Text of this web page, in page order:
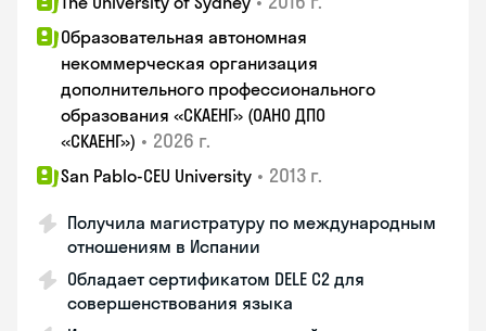
Образовательная автономная
некоммерческая организация
дополнительного профессионального
образования «СКАЕНГ» (ОАНО ДПО
«СКАЕНГ») • 2026 г.
San Pablo-CEU University • 2013 г.
Получила магистратуру по международным
отношениям в Испании
Обладает сертификатом DELE C2 для
совершенствования языка